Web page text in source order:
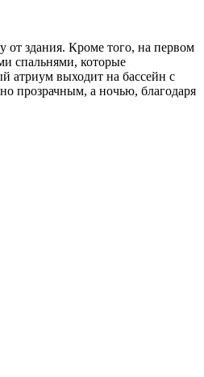
от здания. Кроме того, на первом
спальнями, которые
атриум выходит на бассейн с
прозрачным, а ночью, благодаря